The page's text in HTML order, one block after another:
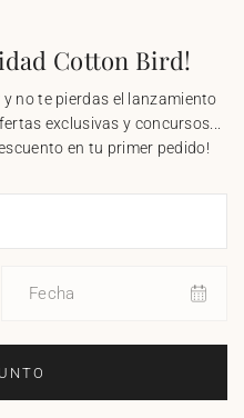
Cotton Bird!
no te pierdas el lanzamiento
exclusivas y concursos...
en tu primer pedido!
Fecha